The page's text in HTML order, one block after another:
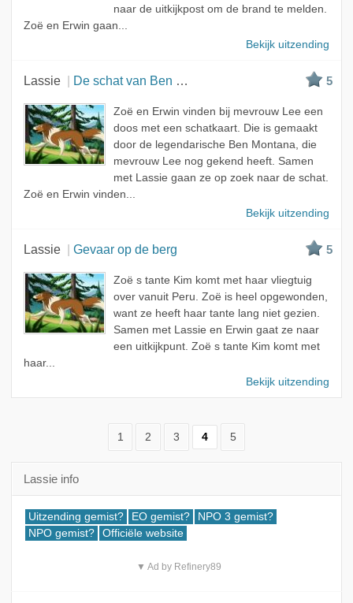
naar de uitkijkpost om de brand te melden.
Zoë en Erwin gaan...
Bekijk uitzending
Lassie De schat van Ben Montana 5
Zoë en Erwin vinden bij mevrouw Lee een
doos met een schatkaart. Die is gemaakt
door de legendarische Ben Montana, die
mevrouw Lee nog gekend heeft. Samen
met Lassie gaan ze op zoek naar de schat.
Zoë en Erwin vinden...
Bekijk uitzending
Lassie Gevaar op de berg 5
Zoë s tante Kim komt met haar vliegtuig
over vanuit Peru. Zoë is heel opgewonden,
want ze heeft haar tante lang niet gezien.
Samen met Lassie en Erwin gaat ze naar
een uitkijkpunt. Zoë s tante Kim komt met
haar...
Bekijk uitzending
1 2 3 4 5
Lassie info
Uitzending gemist? EO gemist?
NPO 3 gemist?
NPO gemist?
Officiële website
▼ Ad by Refinery89